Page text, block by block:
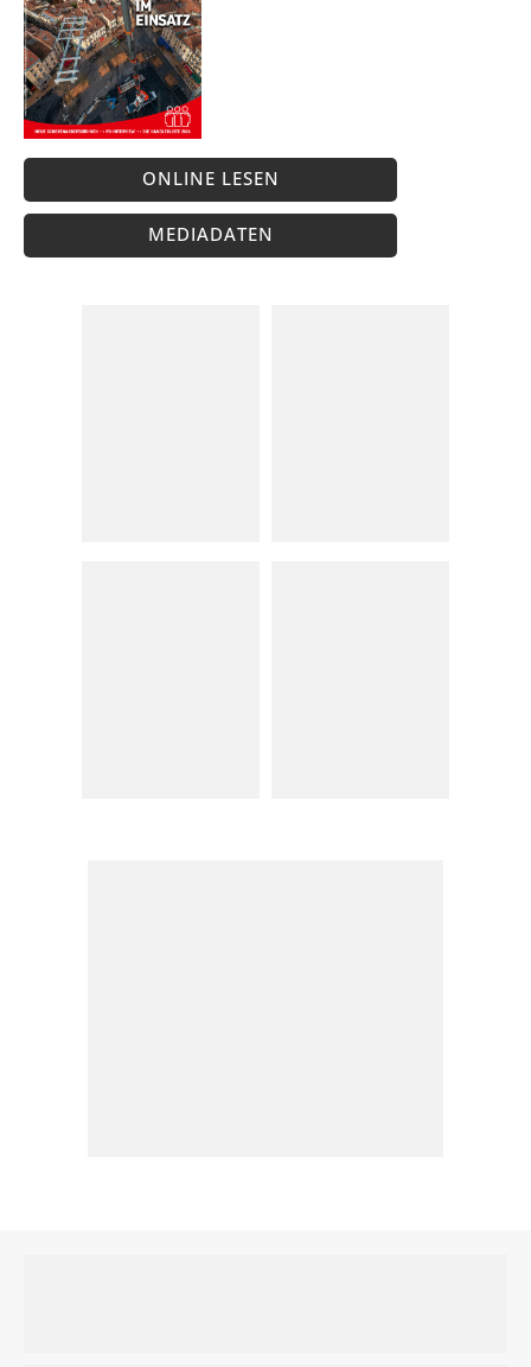
ONLINE LESEN
MEDIADATEN